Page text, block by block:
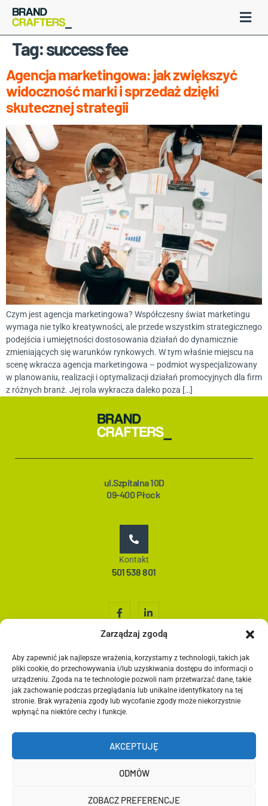
Zarządzaj zgodą
Aby zapewnić jak najlepsze wrażenia, korzystamy z technologii, takich jak
pliki cookie, do przechowywania i/lub uzyskiwania dostępu do informacji o
urządzeniu. Zgoda na te technologie pozwoli nam przetwarzać dane, takie
jak zachowanie podczas przeglądania lub unikalne identyfikatory na tej
stronie. Brak wyrażenia zgody lub wycofanie zgody może niekorzystnie
wpłynąć na niektóre cechy i funkcje.
AKCEPTUJĘ
ODMÓW
ZOBACZ PREFERENCJE
Tag:success fee
Agencja marketingowa: jak zwiększyć
widoczność marki i sprzedaż dzięki
skutecznej strategii
Czym jest agencja marketingowa? Współczesny świat marketingu
wymaga nie tylko kreatywności, ale przede wszystkim strategicznego
podejścia i umiejętności dostosowania działań do dynamicznie
zmieniających się warunków rynkowych. W tym właśnie miejscu na
scenę wkracza agencja marketingowa – podmiot wyspecjalizowany
w planowaniu, realizacji i optymalizacji działań promocyjnych dla firm
z różnych branż. Jej rola wykracza daleko poza […]
ul.Szpitalna 10D
09-400 Płock
Kontakt
501 538 801
Home
O nas
Co robimy?
Media społecznościowe
Blog